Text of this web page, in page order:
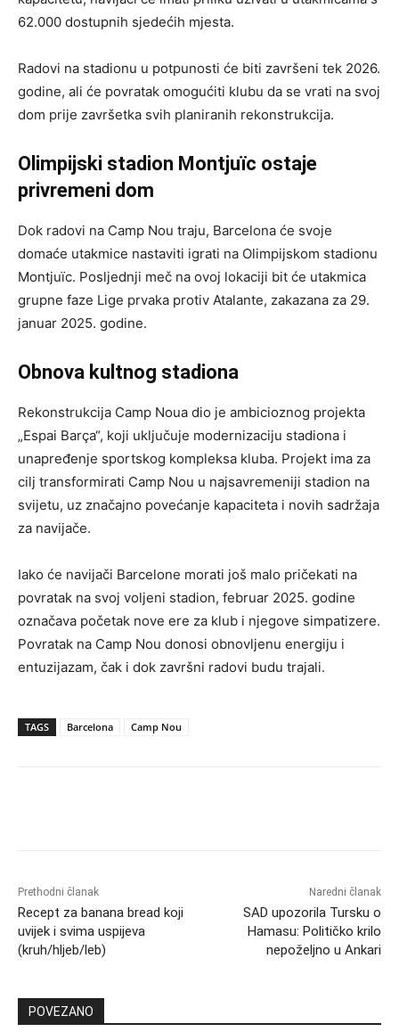
62.000 dostupnih sjedećih mjesta.
Radovi na stadionu u potpunosti će biti završeni tek 2026.
godine, ali će povratak omogućiti klubu da se vrati na svoj
dom prije završetka svih planiranih rekonstrukcija.
Olimpijski stadion Montjuïc ostaje
privremeni dom
Dok radovi na Camp Nou traju, Barcelona će svoje
domaće utakmice nastaviti igrati na Olimpijskom stadionu
Montjuïc. Posljednji meč na ovoj lokaciji bit će utakmica
grupne faze Lige prvaka protiv Atalante, zakazana za 29.
januar 2025. godine.
Obnova kultnog stadiona
Rekonstrukcija Camp Noua dio je ambicioznog projekta
„Espai Barça“, koji uključuje modernizaciju stadiona i
unapređenje sportskog kompleksa kluba. Projekt ima za
cilj transformirati Camp Nou u najsavremeniji stadion na
svijetu, uz značajno povećanje kapaciteta i novih sadržaja
za navijače.
Iako će navijači Barcelone morati još malo pričekati na
povratak na svoj voljeni stadion, februar 2025. godine
označava početak nove ere za klub i njegove simpatizere.
Povratak na Camp Nou donosi obnovljenu energiju i
entuzijazam, čak i dok završni radovi budu trajali.
TAGS Barcelona Camp Nou
Prethodni članak
Recept za banana bread koji
uvijek i svima uspijeva
(kruh/hljeb/leb)
Naredni članak
SAD upozorila Tursku o
Hamasu: Političko krilo
nepoželjno u Ankari
POVEZANO